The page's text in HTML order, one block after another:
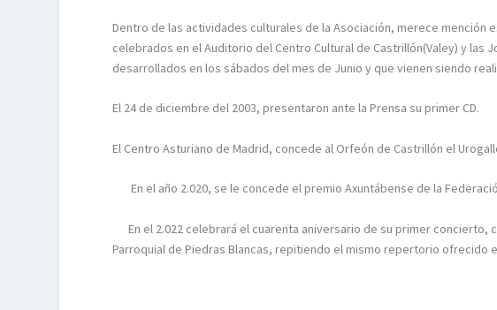
Dentro de las actividades culturales de la Asociación, merece mención
celebrados en el Auditorio del Centro Cultural de Castrillón(Valey) y las
desarrollados en los sábados del mes de Junio y que vienen siendo
El 24 de diciembre del 2003, presentaron ante la Prensa su primer CD.
El Centro Asturiano de Madrid, concede al Orfeón de Castrillón el
En el año 2.020, se le concede el premio Axuntábense de la
En el 2.022 celebrará el cuarenta aniversario de su primer concierto,
Parroquial de Piedras Blancas, repitiendo el mismo repertorio ofrecido